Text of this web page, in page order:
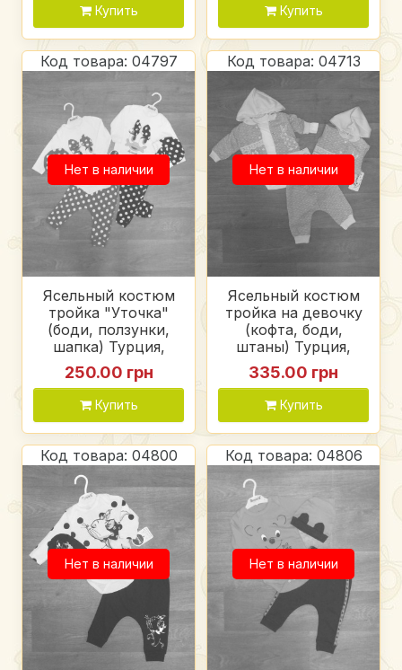
Купить Купить
Код товара: 04797
Нет в наличии
Ясельный костюм
тройка "Уточка"
(боди, ползунки,
шапка) Турция,
интерлок
250.00 грн
Купить
Код товара: 04713
Нет в наличии
Ясельный костюм
тройка на девочку
(кофта, боди,
штаны) Турция,
интерлок + футер
335.00 грн
Купить
Код товара: 04800
Нет в наличии
Код товара: 04806
Нет в наличии